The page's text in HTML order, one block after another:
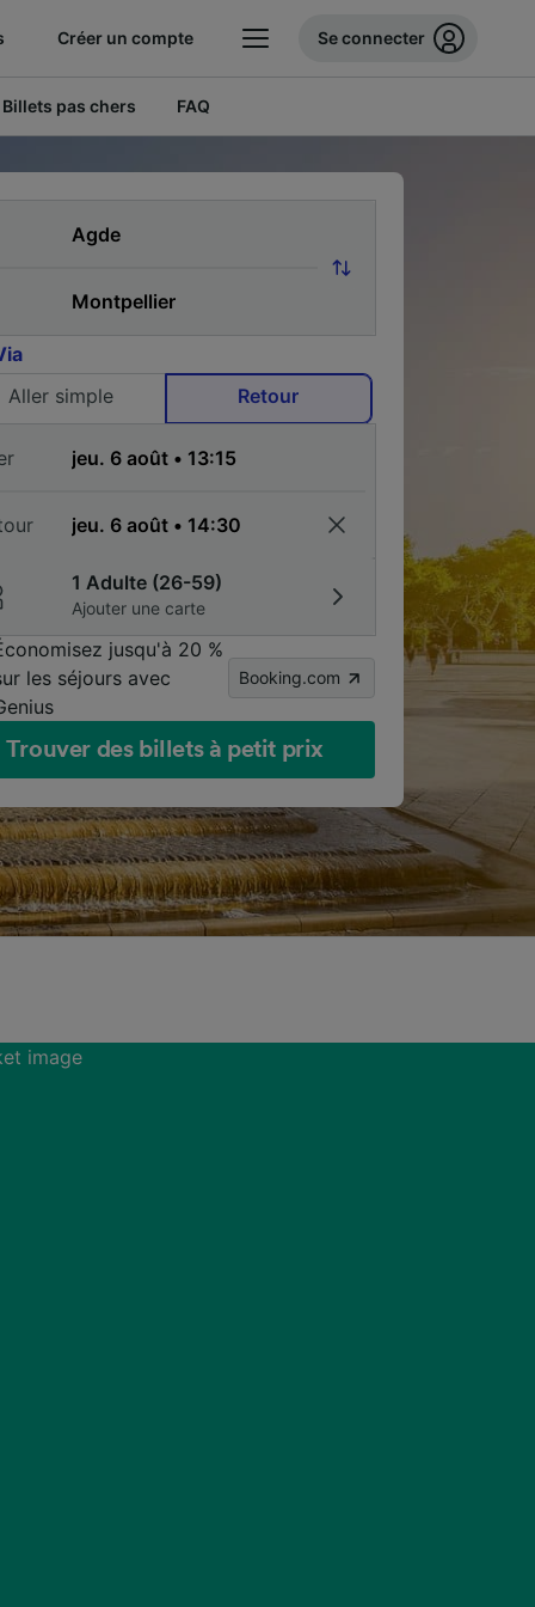
Créer un compte Se connecter
Billets pas chers FAQ
Aller simple
Retour
1 Adulte (26-59)
Ajouter une carte
jusqu'à 20 %
les séjours avec
Booking.com
Trouver des billets à petit prix